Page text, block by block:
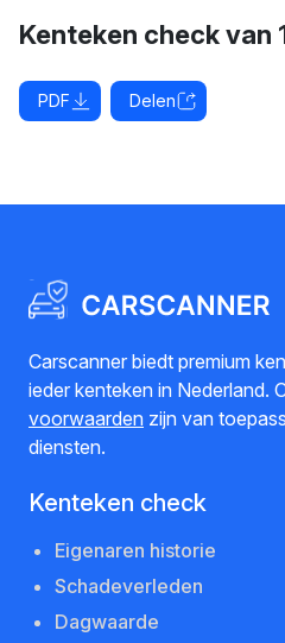
Kenteken check van
PDF Delen
Carscanner biedt premium
ieder kenteken in Nederland.
voorwaarden zijn van
diensten.
Kenteken check
Eigenaren historie
Schadeverleden
Dagwaarde